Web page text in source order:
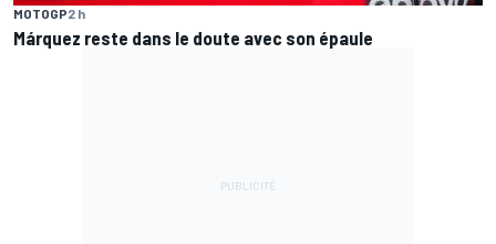
MOTOGP2 h
Márquez reste dans le doute avec son épaule